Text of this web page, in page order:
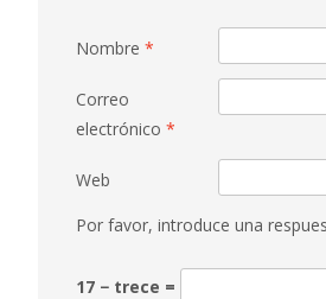
Nombre *
Correo
electrónico *
Web
Por favor, introduce una
17 − trece =